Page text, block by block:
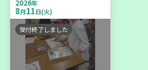
区】
子ども
親子で楽しむ
学び・体験
2026年
8月11日(火)
受付終了しました